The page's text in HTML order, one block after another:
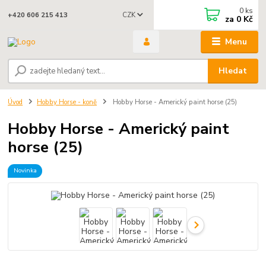
Menu
CZK
Hledat
+420 606 215 413 0 ks
za 0 Kč
Úvod Hobby Horse - koně Hobby Horse - Americký paint horse (25)
Hobby Horse - Americký paint
horse (25)
Novinka